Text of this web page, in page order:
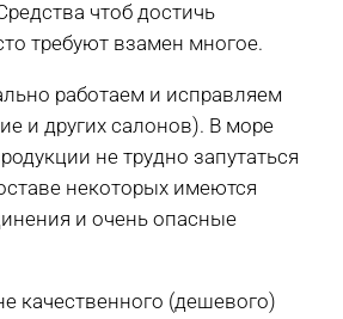
чтоб достичь
требуют взамен многое.
работаем и исправляем
и других салонов). В море
не трудно запутаться
некоторых имеются
и очень опасные
качественного (дешевого)